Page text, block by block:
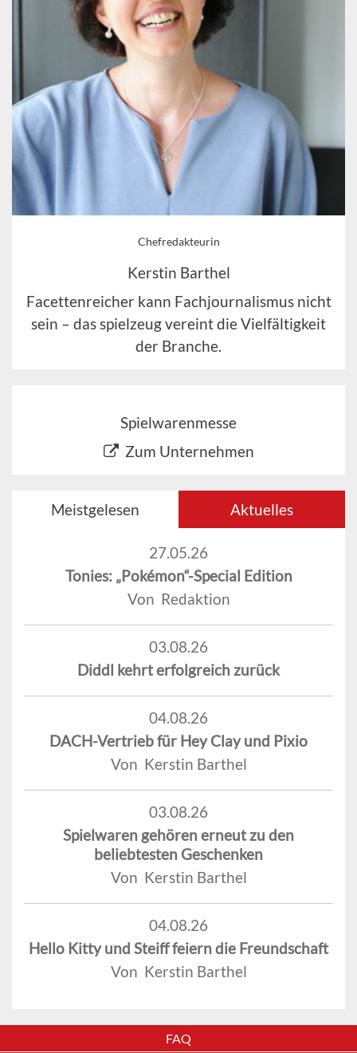
Chefredakteurin
Kerstin Barthel
Facettenreicher kann Fachjournalismus nicht
sein – das spielzeug vereint die Vielfältigkeit
der Branche.
Spielwarenmesse
Zum Unternehmen
Meistgelesen Aktuelles
27.05.26
Tonies: „Pokémon“-Special Edition
Von Redaktion
03.08.26
Diddl kehrt erfolgreich zurück
04.08.26
DACH-Vertrieb für Hey Clay und Pixio
Von Kerstin Barthel
03.08.26
Spielwaren gehören erneut zu den
beliebtesten Geschenken
Von Kerstin Barthel
04.08.26
Hello Kitty und Steiff feiern die Freundschaft
Von Kerstin Barthel
FAQ